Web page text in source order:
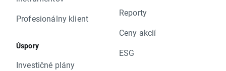
Profesionálny klient
Úspory
Investičné plány
Reporty
Ceny akcií
ESG